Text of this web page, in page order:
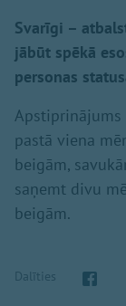
Svarīgi –
jābūt spēkā
personas
Apstiprinājums
pastā viena
beigām,
saņemt divu
beigām.
Dalīties